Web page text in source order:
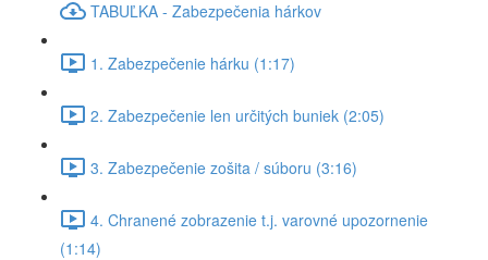
TABUĽKA - Zabezpečenia hárkov
1. Zabezpečenie hárku (1:17)
2. Zabezpečenie len určitých buniek (2:05)
3. Zabezpečenie zošita / súboru (3:16)
4. Chranené zobrazenie t.j. varovné upozornenie
(1:14)